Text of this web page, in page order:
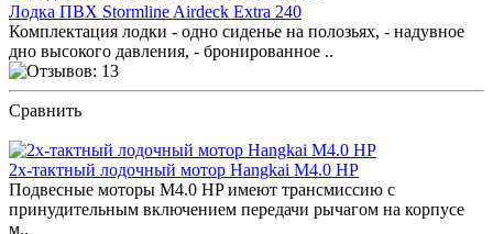
Лодка ПВХ Stormline Airdeck Extra 240
Комплектация лодки - одно сиденье на полозьях, - надувное
дно высокого давления, - бронированное ..
Сравнить
2х-тактный лодочный мотор Hangkai M4.0 HP
Подвесные моторы M4.0 HP имеют трансмиссию с
принудительным включением передачи рычагом на корпусе
м..